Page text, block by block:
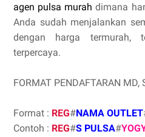
agen pulsa murah dimana
Anda sudah menjalankan
dengan harga termurah,
terpercaya.
FORMAT PENDAFTARAN MD,
Format : REG#NAMA OUTLET
Contoh : REG#S PULSA#